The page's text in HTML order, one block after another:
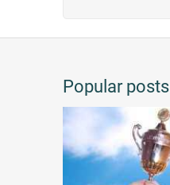
Popular posts